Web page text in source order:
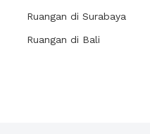
Ruangan di Surabaya
Ruangan di Bali